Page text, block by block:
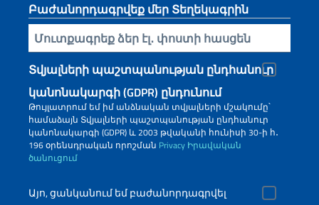
Բաժանորդագրվեք մեր Տեղեկագրին
Inserisci la tua email
Տվյալների պաշտպանության ընդհանուր
կանոնակարգի (GDPR) ընդունում
Թույլատրում եմ իմ անձնական տվյալների մշակումը՝
համաձայն Տվյալների պաշտպանության ընդհանուր
կանոնակարգի (GDPR) և 2003 թվականի հունիսի 30-ի հ․
196 օրենսդրական որոշման Privacy Իրավական
ծանուցում
Այո, ցանկանում եմ բաժանորդագրվել